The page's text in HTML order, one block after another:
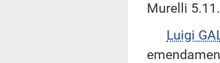
Murelli 5.11.
Luigi